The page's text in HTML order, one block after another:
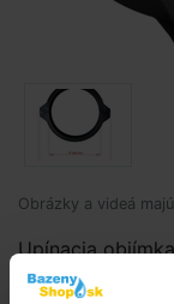
Obrázky a videá
Upínacia